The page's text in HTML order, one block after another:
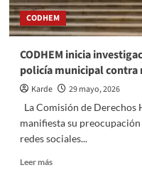
al
Apertura
2026
CODHEM
CODHEM inicia
policía municipal contra
Karde
29 mayo, 2026
La Comisión de Derechos
manifiesta su
redes sociales...
Leer másRead